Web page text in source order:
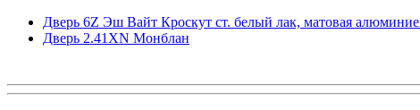
Дверь 6Z Эш Вайт Кроскут ст. белый лак, матовая
Дверь 2.41ХN Монблан